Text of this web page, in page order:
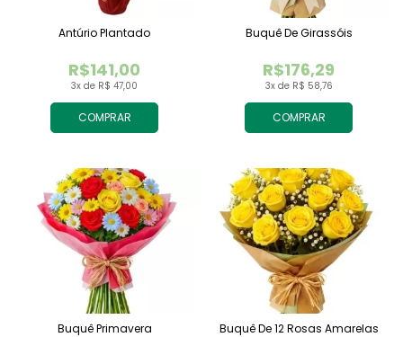
COMPRAR
3x de R$ 47,00
R$141,00
Antúrio Plantado
COMPRAR
3x de R$ 58,76
R$176,29
Buquê De Girassóis
Buquê Primavera Buquê De 12 Rosas Amarelas